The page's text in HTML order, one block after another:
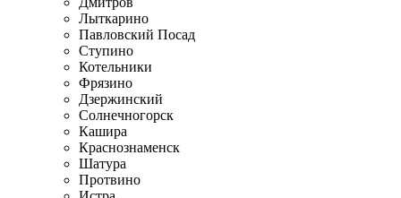
Лыткарино
Павловский Посад
Ступино
Котельники
Фрязино
Дзержинский
Солнечногорск
Кашира
Краснознаменск
Шатура
Протвино